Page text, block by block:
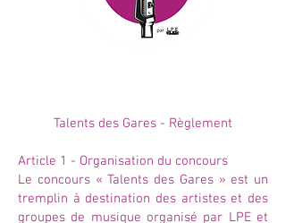
Talents des Gares - Règlement
Article 1 - Organisation du concours
Le concours « Talents des Gares » est un
tremplin à destination des artistes et des
groupes de musique organisé par LPE et